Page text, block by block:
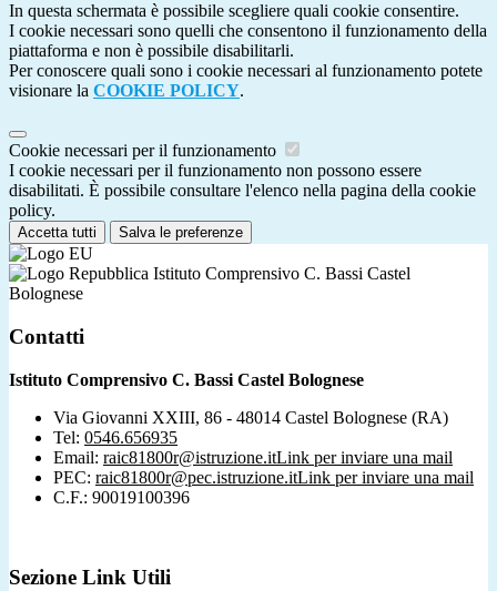
In questa schermata è possibile scegliere quali cookie consentire.
I cookie necessari sono quelli che consentono il funzionamento della
piattaforma e non è possibile disabilitarli.
Per conoscere quali sono i cookie necessari al funzionamento potete
visionare la COOKIE POLICY.
Cookie necessari per il funzionamento
I cookie necessari per il funzionamento non possono essere
disabilitati. È possibile consultare l'elenco nella pagina della cookie
policy.
Accetta tutti Salva le preferenze
Istituto Comprensivo C. Bassi Castel
Bolognese
Contatti
Istituto Comprensivo C. Bassi Castel Bolognese
Via Giovanni XXIII, 86 - 48014 Castel Bolognese (RA)
Tel: 0546.656935
Email: raic81800r@istruzione.itLink per inviare una mail
PEC: raic81800r@pec.istruzione.itLink per inviare una mail
C.F.: 90019100396
Sezione Link Utili